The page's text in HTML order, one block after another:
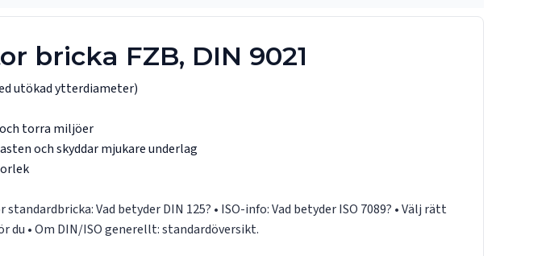
bricka FZB, DIN 9021
utökad ytterdiameter)
torra miljöer
och skyddar mjukare underlag
standardbricka:Vad betyder DIN 125? • ISO-info:Vad betyder ISO 7089? • Välj rätt
du • Om DIN/ISO generellt:standardöversikt.